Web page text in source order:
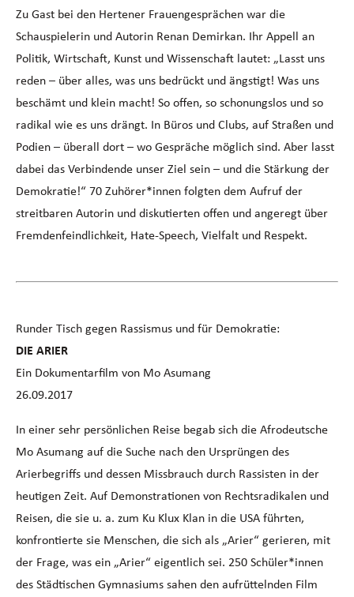
Zu Gast bei den Hertener Frauengesprächen war die
Schauspielerin und Autorin Renan Demirkan. Ihr Appell an
Politik, Wirtschaft, Kunst und Wissenschaft lautet: „Lasst uns
reden – über alles, was uns bedrückt und ängstigt! Was uns
beschämt und klein macht! So offen, so schonungslos und so
radikal wie es uns drängt. In Büros und Clubs, auf Straßen und
Podien – überall dort – wo Gespräche möglich sind. Aber lasst
dabei das Verbindende unser Ziel sein – und die Stärkung der
Demokratie!“ 70 Zuhörer*innen folgten dem Aufruf der
streitbaren Autorin und diskutierten offen und angeregt über
Fremdenfeindlichkeit, Hate-Speech, Vielfalt und Respekt.
Runder Tisch gegen Rassismus und für Demokratie:
DIE ARIER
Ein Dokumentarfilm von Mo Asumang
26.09.2017
In einer sehr persönlichen Reise begab sich die Afrodeutsche
Mo Asumang auf die Suche nach den Ursprüngen des
Arierbegriffs und dessen Missbrauch durch Rassisten in der
heutigen Zeit. Auf Demonstrationen von Rechtsradikalen und
Reisen, die sie u. a. zum Ku Klux Klan in die USA führten,
konfrontierte sie Menschen, die sich als „Arier“ gerieren, mit
der Frage, was ein „Arier“ eigentlich sei. 250 Schüler*innen
des Städtischen Gymnasiums sahen den aufrüttelnden Film